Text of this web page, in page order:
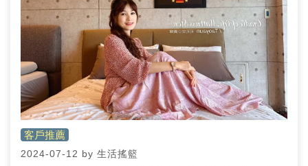
客戶推薦
2024-07-12 by 生活搖籃